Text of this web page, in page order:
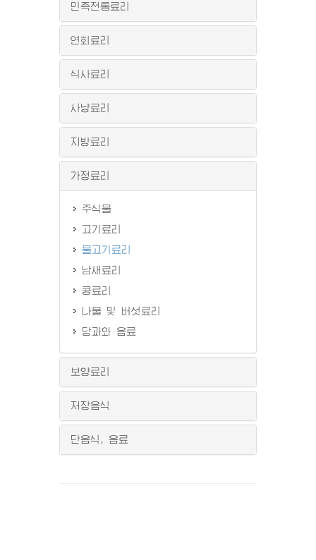
민족전통료리
연회료리
식사료리
사냥료리
지방료리
가정료리
주식물
고기료리
물고기료리
남새료리
콩료리
나물 및 버섯료리
당과와 음료
보양료리
저장음식
단음식, 음료